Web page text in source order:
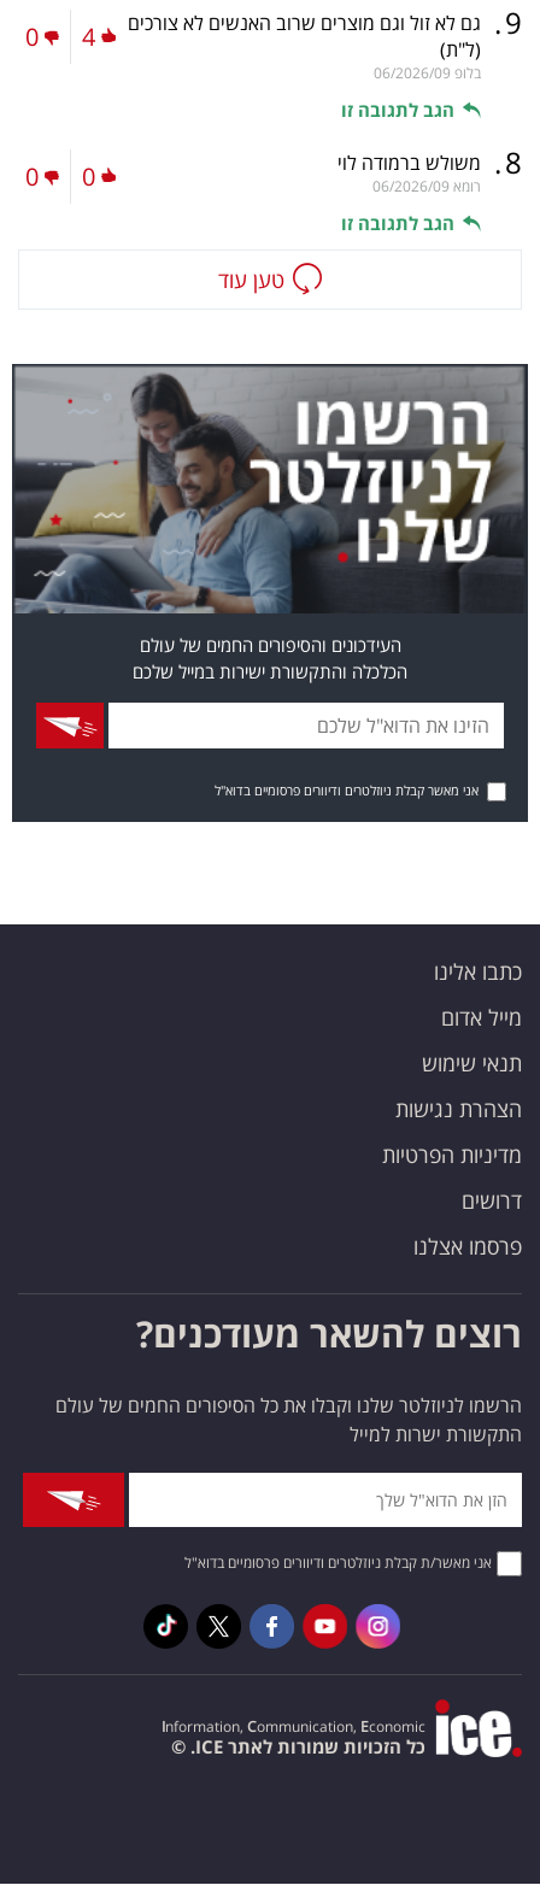
9
. גם לא זול וגם מוצרים שרוב האנשים לא צורכים
(ל"ת)
בלופ 06/2026/09
הגב לתגובה זו
4
0
8
. משולש ברמודה לוי
רומא 06/2026/09
הגב לתגובה זו
0
0
טען עוד
העידכונים והסיפורים החמים של עולם
הכלכלה והתקשורת ישירות במייל שלכם
אני מאשר קבלת ניוזלטרים ודיוורים פרסומיים בדוא"ל
כתבו אלינו
מייל אדום
תנאי שימוש
הצהרת נגישות
מדיניות הפרטיות
דרושים
פרסמו אצלנו
רוצים להשאר מעודכנים?
הרשמו לניוזלטר שלנו וקבלו את כל הסיפורים החמים של עולם
התקשורת ישרות למייל
אני מאשר/ת קבלת ניוזלטרים ודיוורים פרסומיים בדוא"ל
Information, Communication, Economic
כל הזכויות שמורות לאתר ICE. ©